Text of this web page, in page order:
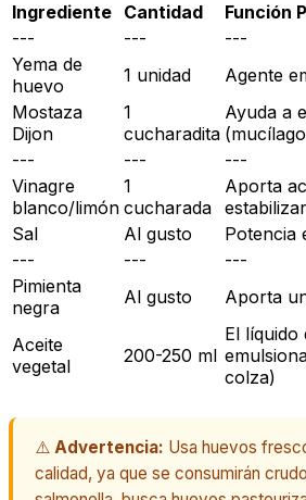
Ingrediente Cantidad
Función
---
---
---
Yema de
huevo
1 unidad
Agente
Mostaza
Dijon
1
cucharadita
Ayuda a
---
---
---
Vinagre
blanco/limón
1
cucharada
Aporta
estabilizar
Sal
Al gusto
Potencia
---
---
---
Pimienta
negra
Al gusto Aporta
Aceite
vegetal
200-250 ml
El líquido
colza)
⚠️ Advertencia: Usa huevos
calidad, ya que se consumirán